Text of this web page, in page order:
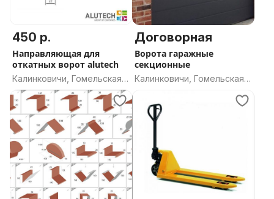
450 р.
Направляющая для
откатных ворот alutech
Калинковичи, Гомельская
область
Договорная
Ворота гаражные
секционные
Калинковичи, Гомельская